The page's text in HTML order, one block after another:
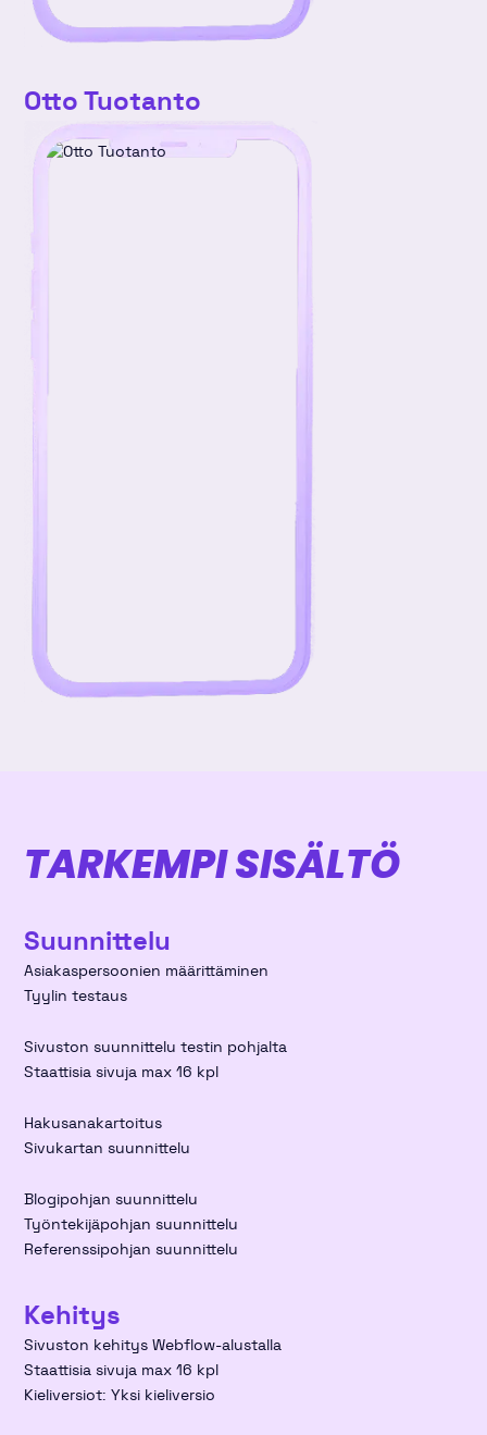
Otto Tuotanto
TARKEMPI SISÄLTÖ
Suunnittelu
Asiakaspersoonien määrittäminen
Tyylin testaus
Sivuston suunnittelu testin pohjalta
Staattisia sivuja max 16 kpl
Hakusanakartoitus
Sivukartan suunnittelu
Blogipohjan suunnittelu
Työntekijäpohjan suunnittelu
Referenssipohjan suunnittelu
Kehitys
Sivuston kehitys Webflow-alustalla
Staattisia sivuja max 16 kpl
Kieliversiot: Yksi kieliversio